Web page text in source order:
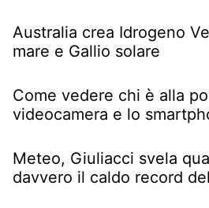
Australia crea Idrogeno
mare e Gallio solare
Come vedere chi è alla
videocamera e lo
Meteo, Giuliacci svela
davvero il caldo record